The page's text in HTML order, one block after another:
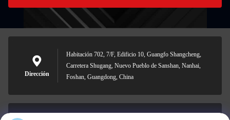
Dirección
Habitación 702, 7/F, Edificio 10, Guangfo Shangcheng,
Carretera Shugang, Nuevo Pueblo de Sanshan, Nanhai,
Foshan, Guangdong, China